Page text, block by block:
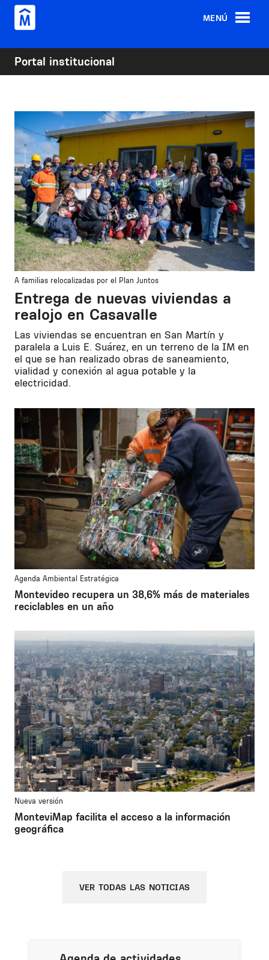
Pasar al contenido principal
MENÚ
Portal institucional
A familias relocalizadas por el Plan Juntos
Entrega de nuevas viviendas a
realojo en Casavalle
Las viviendas se encuentran en San Martín y
paralela a Luis E. Suárez, en un terreno de la IM en
el que se han realizado obras de saneamiento,
vialidad y conexión al agua potable y la
electricidad.
Agenda Ambiental Estratégica
Montevideo recupera un 38,6% más de materiales
reciclables en un año
Nueva versión
MonteviMap facilita el acceso a la información
geográfica
VER TODAS LAS NOTICIAS